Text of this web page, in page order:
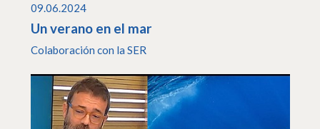
09.06.2024
Un verano en el mar
Colaboración con la SER